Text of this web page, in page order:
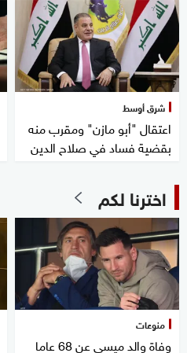
شرق أوسط
اعتقال "أبو مازن" ومقرب منه
بقضية فساد في صلاح الدين
اخترنا لكم
منوعات
وفاة والد ميسي عن 68 عاما